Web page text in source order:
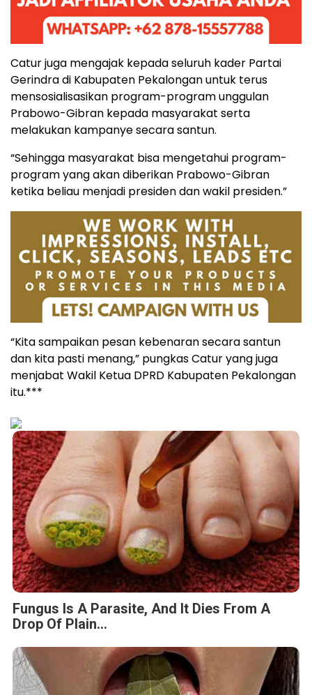
Catur juga mengajak kepada seluruh kader Partai
Gerindra di Kabupaten Pekalongan untuk terus
mensosialisasikan program-program unggulan
Prabowo-Gibran kepada masyarakat serta
melakukan kampanye secara santun.
“Sehingga masyarakat bisa mengetahui program-
program yang akan diberikan Prabowo-Gibran
ketika beliau menjadi presiden dan wakil presiden.”
“Kita sampaikan pesan kebenaran secara santun
dan kita pasti menang,” pungkas Catur yang juga
menjabat Wakil Ketua DPRD Kabupaten Pekalongan
itu.***
Fungus Is A Parasite, And It Dies From A
Drop Of Plain...